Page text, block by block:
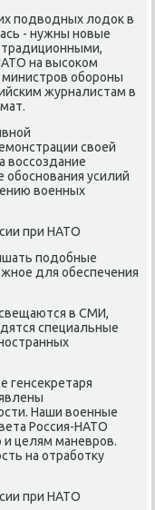
подводных лодок в
- нужны новые
на высоком
министров обороны
журналистам в
своей
воссоздание
обоснования усилий
военных
при НАТО
подобные
для обеспечения
в СМИ,
специальные
генсекретаря
Наши военные
Россия-НАТО
и целям маневров.
на отработку
при НАТО